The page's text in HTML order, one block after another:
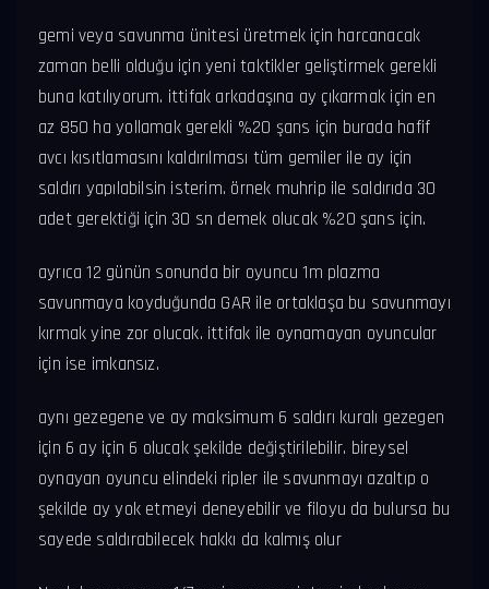
gemi veya savunma ünitesi üretmek için harcanacak
zaman belli olduğu için yeni taktikler geliştirmek gerekli
buna katılıyorum. ittifak arkadaşına ay çıkarmak için en
az 850 ha yollamak gerekli %20 şans için burada hafif
avcı kısıtlamasını kaldırılması tüm gemiler ile ay için
saldırı yapılabilsin isterim. örnek muhrip ile saldırıda 30
adet gerektiği için 30 sn demek olucak %20 şans için.
ayrıca 12 günün sonunda bir oyuncu 1m plazma
savunmaya koyduğunda GAR ile ortaklaşa bu savunmayı
kırmak yine zor olucak. ittifak ile oynamayan oyuncular
için ise imkansız.
aynı gezegene ve ay maksimum 6 saldırı kuralı gezegen
için 6 ay için 6 olucak şekilde değiştirilebilir. bireysel
oynayan oyuncu elindeki ripler ile savunmayı azaltıp o
şekilde ay yok etmeyi deneyebilir ve filoyu da bulursa bu
sayede saldırabilecek hakkı da kalmış olur